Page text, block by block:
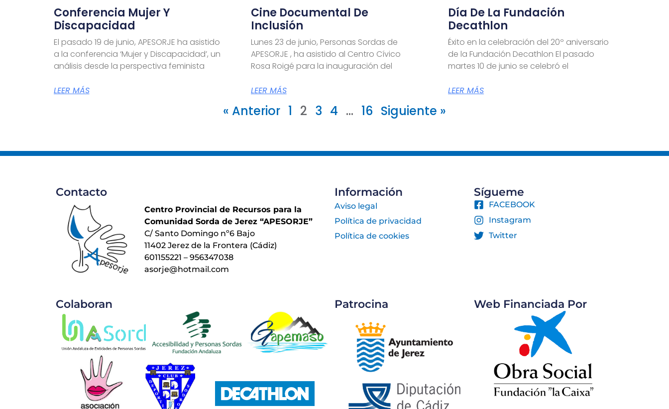
Conferencia Mujer Y
Discapacidad
El pasado 19 de junio, APESORJE ha asistido
a la conferencia ‘Mujer y Discapacidad’, un
análisis desde la perspectiva feminista
LEER MÁS
Cine Documental De
Inclusión
Lunes 23 de junio, Personas Sordas de
APESORJE , ha asistido al Centro Cívico
Rosa Roigé para la inauguración del
LEER MÁS
Día De La Fundación
Decathlon
Éxito en la celebración del 20º aniversario
de la Fundación Decathlon El pasado
martes 10 de junio se celebró el
LEER MÁS
« Anterior 1 2 3 4 … 16 Siguiente »
Contacto
Centro Provincial de Recursos para la
Comunidad Sorda de Jerez “APESORJE”
C/ Santo Domingo nº6 Bajo
11402 Jerez de la Frontera (Cádiz)
601155221 – 956347038
asorje@hotmail.com
Información
Aviso legal
Política de privacidad
Política de cookies
Sígueme
FACEBOOK
Instagram
Twitter
Colaboran Patrocina Web Financiada Por